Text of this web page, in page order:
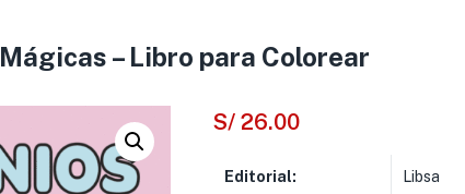
– Libro para Colorear
S/26.00
Editorial: Libsa